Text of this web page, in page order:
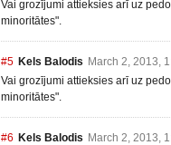
Vai grozījumi attieksies arī uz
minoritātes".
#5 Kels Balodis March 2, 2013,
Vai grozījumi attieksies arī uz
minoritātes".
#6 Kels Balodis March 2, 2013,